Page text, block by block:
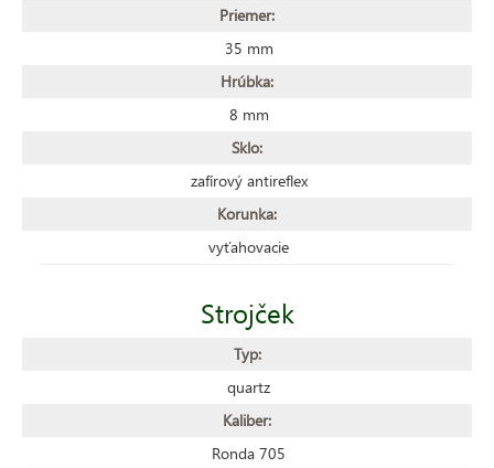
Priemer:
35 mm
Hrúbka:
8 mm
Sklo:
zafírový antireflex
Korunka:
vyťahovacie
Strojček
Typ:
quartz
Kaliber:
Ronda 705